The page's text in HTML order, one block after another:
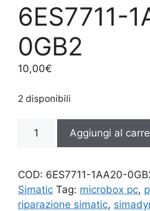
6ES7711-
0GB2
10,00€
2 disponibili
1AA20-
quantità
Aggiungi al
COD: 6ES7711-1AA20-
Simatic Tag: microbox pc,
riparazione simatic,